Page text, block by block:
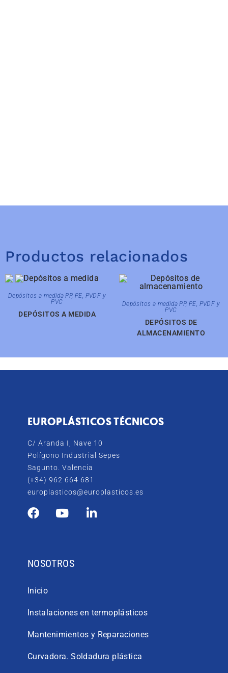
Productos relacionados
Depósitos a medida PP, PE, PVDF y
PVC
DEPÓSITOS A MEDIDA
Depósitos a medida PP, PE, PVDF y
PVC
DEPÓSITOS DE
ALMACENAMIENTO
EUROPLÁSTICOS TÉCNICOS
C/ Aranda I, Nave 10
Polígono Industrial Sepes
Sagunto. Valencia
(+34) 962 664 681
europlasticos@europlasticos.es
NOSOTROS
Inicio
Instalaciones en termoplásticos
Mantenimientos y Reparaciones
Curvadora. Soldadura plástica